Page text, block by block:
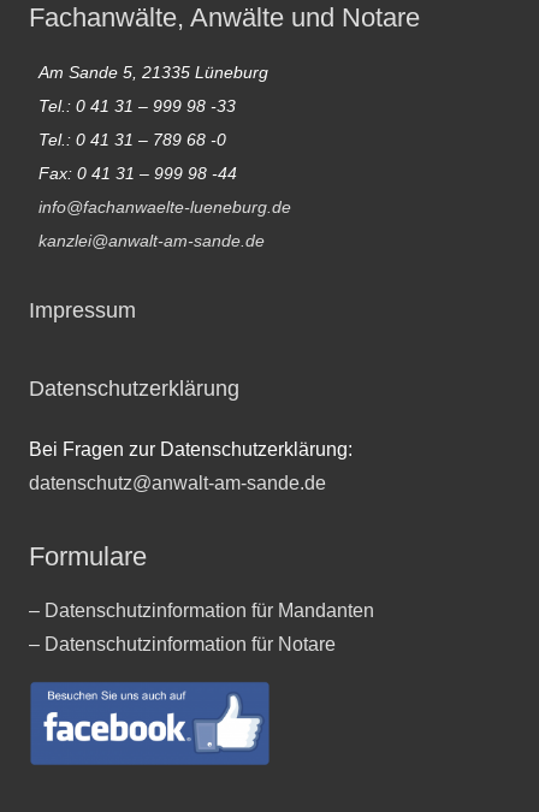
Fachanwälte, Anwälte und Notare
Am Sande 5, 21335 Lüneburg
Tel.: 0 41 31 – 999 98 -33
Tel.: 0 41 31 – 789 68 -0
Fax: 0 41 31 – 999 98 -44
info@fachanwaelte-lueneburg.de
kanzlei@anwalt-am-sande.de
Impressum
Datenschutzerklärung
Bei Fragen zur Datenschutzerklärung:
datenschutz@anwalt-am-sande.de
Formulare
– Datenschutzinformation für Mandanten
– Datenschutzinformation für Notare